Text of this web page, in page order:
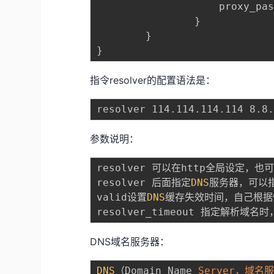
}
}
}
指令resolver的配置语法是：
参数说明：
resolver 可以在http全局设定，也
resolver 后面指定DNS服务器，可以
valid设置DNS缓存失效时间，自己根
resolver_timeout 指定解析域名时
DNS域名服务器：
DNS （Domain Name Server，域名服